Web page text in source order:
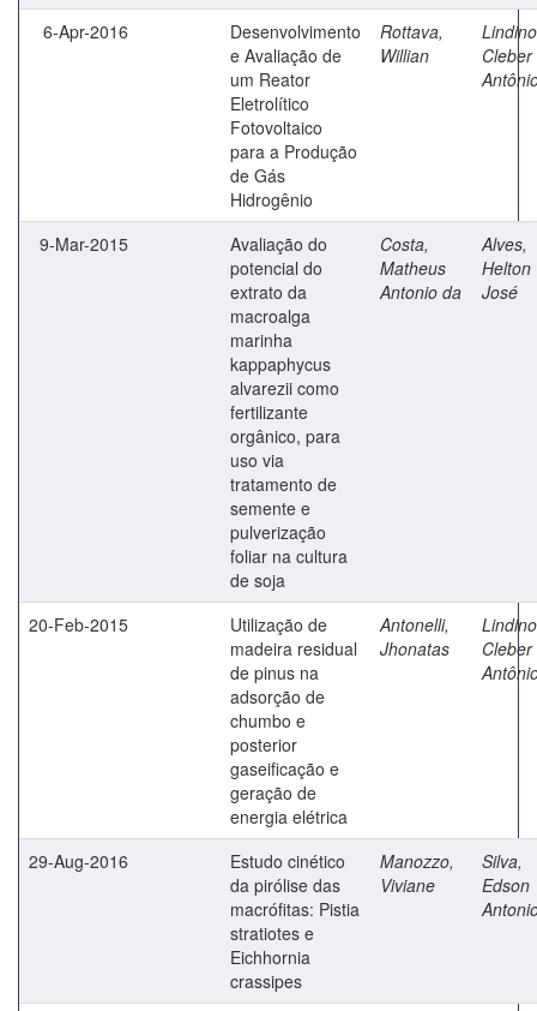
6-Apr-2016
Desenvolvimento
e Avaliação de
um Reator
Eletrolítico
Fotovoltaico
para a Produção
de Gás
Hidrogênio
Rottava,
Willian
Cleber
9-Mar-2015
Avaliação do
potencial do
extrato da
macroalga
marinha
kappaphycus
alvarezii como
fertilizante
orgânico, para
uso via
tratamento de
semente e
pulverização
foliar na cultura
de soja
Costa,
Matheus
Antonio da
Alves,
Helton
José
20-Feb-2015
Utilização de
madeira residual
de pinus na
adsorção de
chumbo e
posterior
gaseificação e
geração de
energia elétrica
Antonelli,
Jhonatas
Cleber
29-Aug-2016
Estudo cinético
da pirólise das
macrófitas: Pistia
stratiotes e
Eichhornia
crassipes
Manozzo,
Viviane
Silva,
Edson